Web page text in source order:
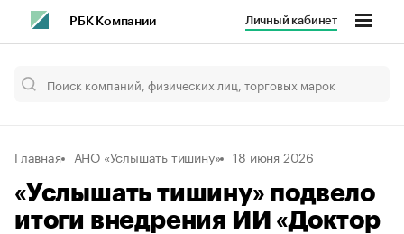
РБК Компании Личный кабинет
Главная АНО «Услышать тишину» 18 июня 2026
«Услышать тишину» подвело
итоги внедрения ИИ «Доктор